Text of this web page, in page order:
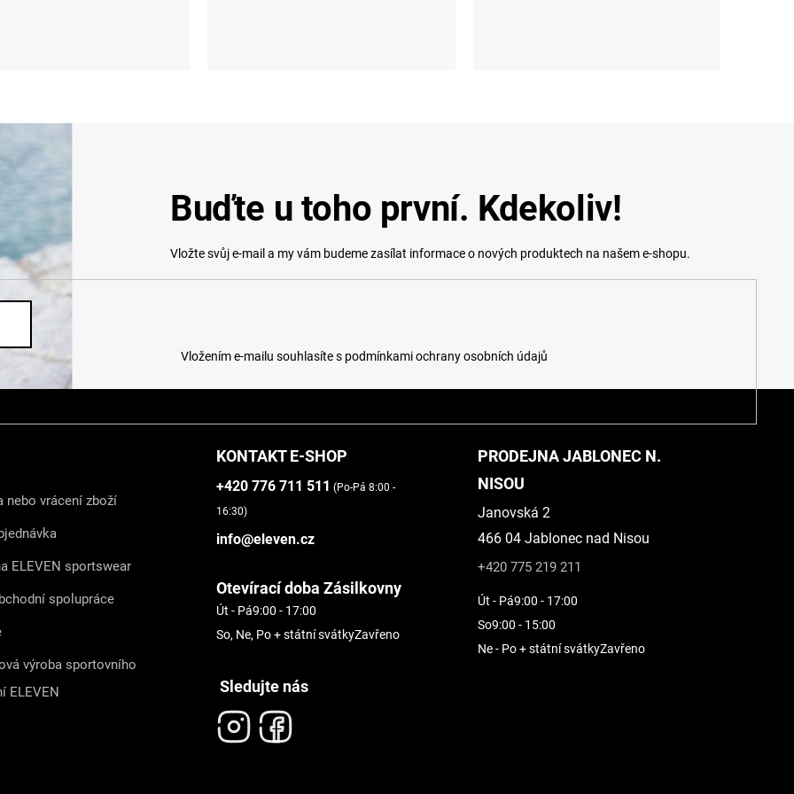
Buďte u toho první. Kdekoliv!
Vložte svůj e-mail a my vám budeme zasílat informace o nových produktech na našem e-shopu.
Vložením e-mailu souhlasíte s podmínkami ochrany osobních údajů
nebo vrácení zboží
ELEVEN sportswear
spolupráce
výroba sportovního
ELEVEN
KONTAKT E-SHOP
+420 776 711 511 (Po-Pá 8:00 -
16:30)
info@eleven.cz
Otevírací doba Zásilkovny
Út - Pá9:00 - 17:00
So, Ne, Po + státní svátkyZavřeno
Sledujte nás
PRODEJNA JABLONEC N.
NISOU
Janovská 2
466 04 Jablonec nad Nisou
+420 775 219 211
Út - Pá9:00 - 17:00
So9:00 - 15:00
Ne - Po + státní svátkyZavřeno